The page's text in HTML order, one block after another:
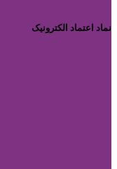
نماد اعتماد الکترونیک